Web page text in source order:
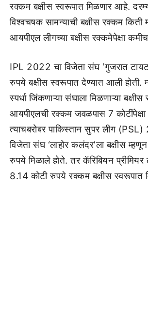
रक्कम बक्षीस स्वरूपात मिळणार आहे.
विश्वचषक सामन्याची बक्षीस रक्कम किती
आयपीएल लीगच्या बक्षीस रक्कमेपेक्षा
IPL 2022 चा विजेता संघ ‘गुजरात
रुपये बक्षीस स्वरूपात देण्यात आली
स्पर्धा जिंकणाऱ्या संघाला मिळणाऱ्या बक्षीस
आयपीएलची रक्कम जवळपास 7
त्याचबरोबर पाकिस्तान सुपर लीग
विजेता संघ ‘लाहोर कलंदर’ला बक्षीस
रुपये मिळाले होते. तर कॅरिबियन प्रीमियर
8.14 कोटी रुपये रक्कम बक्षीस स्वरूपात